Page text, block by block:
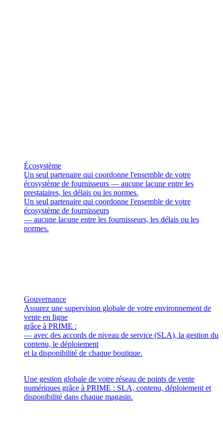
Écosystème
Un seul partenaire qui coordonne l'ensemble de votre
écosystème de fournisseurs — aucune lacune entre les
prestataires, les délais ou les normes.
Un seul partenaire qui coordonne l'ensemble de votre
écosystème de fournisseurs
— aucune lacune entre les fournisseurs, les délais ou les
normes.
Gouvernance
Assurez une supervision globale de votre environnement de
vente en ligne
grâce à PRIME :
— avec des accords de niveau de service (SLA), la gestion du
contenu, le déploiement
et la disponibilité de chaque boutique.
Une gestion globale de votre réseau de points de vente
numériques grâce à PRIME : SLA, contenu, déploiement et
disponibilité dans chaque magasin.